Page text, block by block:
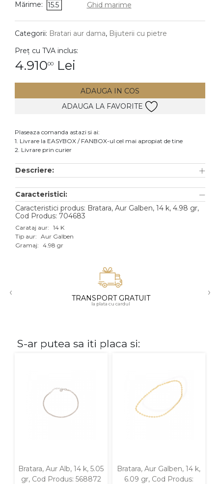
DIAMANTE Vezi toate
Cercei
Accesorii
Aur alb
Aur roz
Aur mixt
18K
Mărime: 15.5 Ghid marime
Categorii: Bratari aur dama, Bijuterii cu pietre
Preț cu TVA inclus:
4.91000 Lei
ADAUGA IN COS
ADAUGA LA FAVORITE
Plaseaza comanda astazi si ai:
1. Livrare la EASYBOX / FANBOX-ul cel mai apropiat de tine
2. Livrare prin curier
Descriere:
Caracteristici:
Caracteristici produs: Bratara, Aur Galben, 14 k, 4.98 gr,
Cod Produs: 704683
Carataj aur: 14 K
Tip aur: Aur Galben
Gramaj: 4.98 gr
‹ TRANSPORT GRATUIT
la plata cu cardul
›
S-ar putea sa iti placa si:
Bratara, Aur Alb, 14 k, 5.05
gr, Cod Produs: 568872
Bratara, Aur Galben, 14 k,
6.09 gr, Cod Produs: